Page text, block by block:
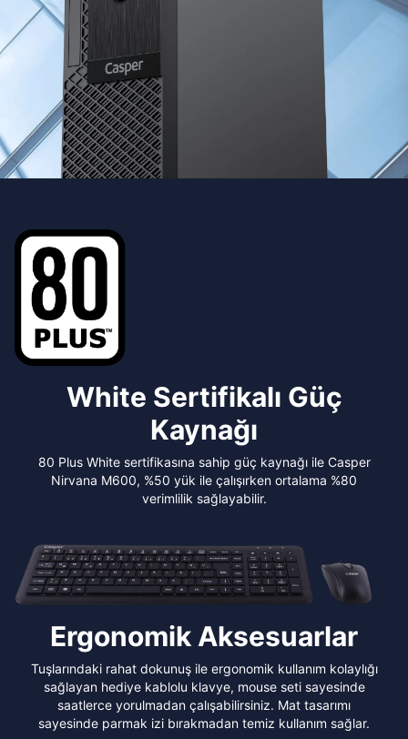
White Sertifikalı Güç
Kaynağı
80 Plus White sertifikasına sahip güç kaynağı ile Casper
Nirvana M600, %50 yük ile çalışırken ortalama %80
verimlilik sağlayabilir.
Ergonomik Aksesuarlar
Tuşlarındaki rahat dokunuş ile ergonomik kullanım kolaylığı
sağlayan hediye kablolu klavye, mouse seti sayesinde
saatlerce yorulmadan çalışabilirsiniz. Mat tasarımı
sayesinde parmak izi bırakmadan temiz kullanım sağlar.